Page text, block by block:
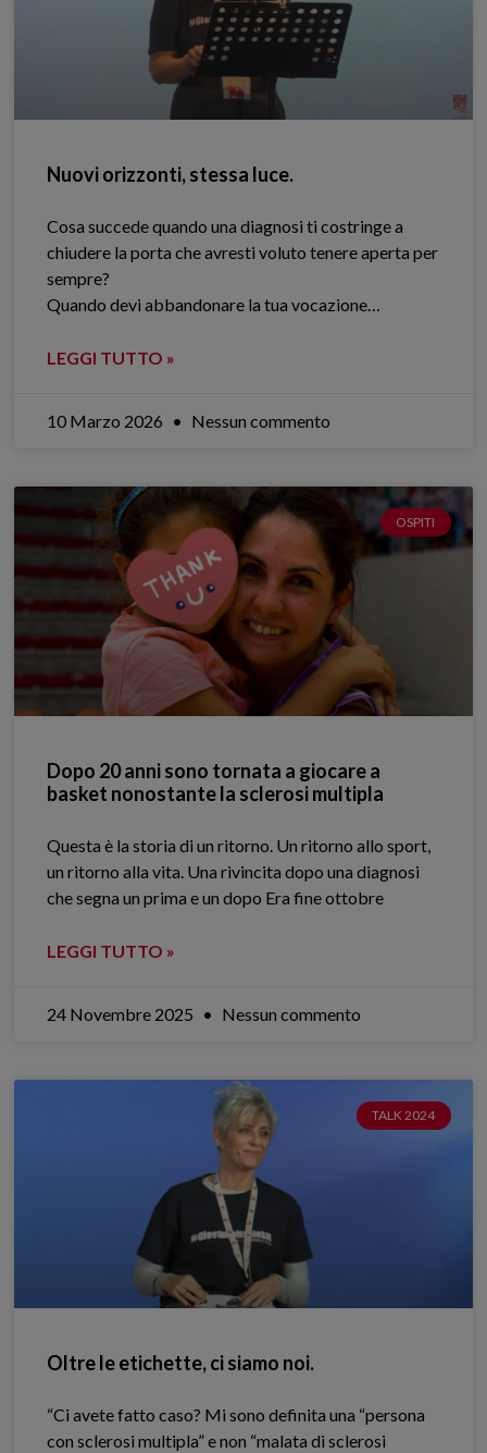
Nuovi orizzonti, stessa luce.
Cosa succede quando una diagnosi ti costringe a
chiudere la porta che avresti voluto tenere aperta per
sempre?
Quando devi abbandonare la tua vocazione…
LEGGI TUTTO »
10 Marzo 2026 Nessun commento
OSPITI
Dopo 20 anni sono tornata a giocare a
basket nonostante la sclerosi multipla
Questa è la storia di un ritorno. Un ritorno allo sport,
un ritorno alla vita. Una rivincita dopo una diagnosi
che segna un prima e un dopo Era fine ottobre
LEGGI TUTTO »
24 Novembre 2025 Nessun commento
TALK 2024
Oltre le etichette, ci siamo noi.
“Ci avete fatto caso? Mi sono definita una “persona
con sclerosi multipla” e non “malata di sclerosi